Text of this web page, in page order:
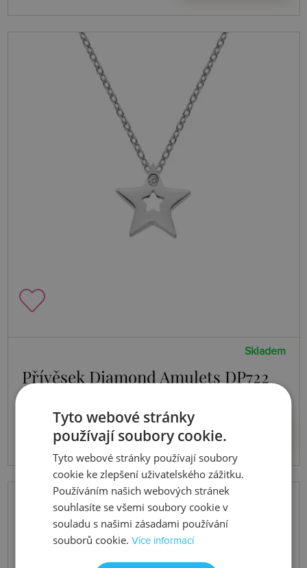
Skladem
Přívěsek Diamond Amulets DP722
1828 Kč Koupit
Tyto webové stránky
používají soubory cookie.
Tyto webové stránky používají soubory
cookie ke zlepšení uživatelského zážitku.
Používáním našich webových stránek
souhlasíte se všemi soubory cookie v
souladu s našimi zásadami používání
souborů cookie.Více informací